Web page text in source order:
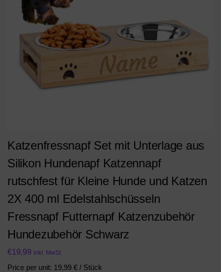
Katzenfressnapf Set mit Unterlage aus
Silikon Hundenapf Katzennapf
rutschfest für Kleine Hunde und Katzen
2X 400 ml Edelstahlschüsseln
Fressnapf Futternapf Katzenzubehör
Hundezubehör Schwarz
€19,99 inkl. MwSt.
Price per unit: 19,99 € / Stück